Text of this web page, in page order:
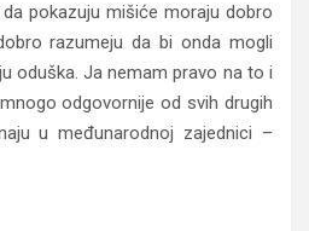
pokazuju mišiće moraju dobro
razumeju da bi onda mogli
oduška. Ja nemam pravo na to i
odgovornije od svih drugih
u međunarodnoj zajednici –